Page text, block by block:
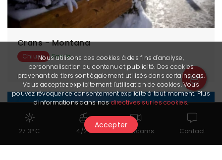
Crans - Montana
Chiuso Facile
27.3° C 4/24 Webcams Contact
Nous utilisons des cookies à des fins d'analyse,
personnalisation du contenu et publicité. Des cookies
provenant de tiers sont également utilisés dans certains cas.
Vous acceptez explicitement l'utilisation de cookies. Vous
pouvez révoquer ce consentement explicite à tout moment. Plus
d'informations dans nosdirectives sur les cookies.
Accepter